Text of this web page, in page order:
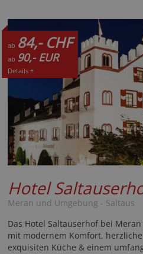
ab 84,- CHF
ab 90,- EUR
Details +
Hotel
Meran und Umgebung - Saltaus
Das Hotel Saltauserhof bei
mit modernem Komfort,
exquisiten Küche & einem